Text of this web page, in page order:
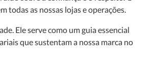
todas as nossas lojas e operações.
Ele serve como um guia essencial
que sustentam a nossa marca no